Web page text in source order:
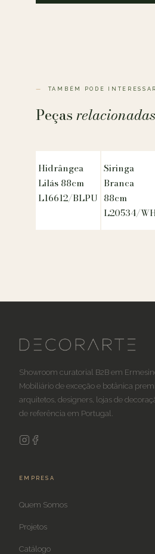
TAMBÉM PODE INTERESSAR
Peças
Hidrângea
Lilás 88cm
L16612/BLPU
Siringa
Branca
88cm
L20534/
Showroom curatorial B2B em
Mobiliário de exceção e botânica
arquitetos, designers, lojas de
de referência em Portugal.
EMPRESA
Quem Somos
Projetos
Catálogo